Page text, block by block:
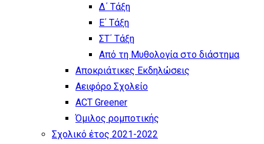
Δ΄ Τάξη
Ε΄ Τάξη
ΣΤ΄ Τάξη
Από τη Μυθολογία στο διάστημα
Αποκριάτικες Εκδηλώσεις
Αειφόρο Σχολείο
ACT Greener
Όμιλος ρομποτικής
Σχολικό έτος 2021-2022